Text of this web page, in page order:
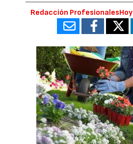
Redacción ProfesionalesHoy